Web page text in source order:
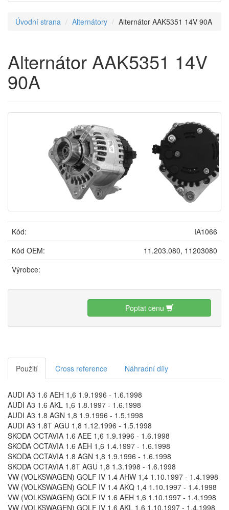
Úvodní strana Alternátory Alternátor AAK5351 14V 90A
Alternátor AAK5351 14V
90A
Kód:
IA1066
Kód OEM:
11.203.080, 11203080
Výrobce:
Poptat cenu
Použití Cross reference Náhradní díly
AUDI A3 1.6 AEH 1,6 1.9.1996 - 1.6.1998
AUDI A3 1.6 AKL 1,6 1.8.1997 - 1.6.1998
AUDI A3 1.8 AGN 1,8 1.9.1996 - 1.5.1998
AUDI A3 1.8T AGU 1,8 1.12.1996 - 1.5.1998
SKODA OCTAVIA 1.6 AEE 1,6 1.9.1996 - 1.6.1998
SKODA OCTAVIA 1.6 AEH 1,6 1.4.1997 - 1.6.1998
SKODA OCTAVIA 1.8 AGN 1,8 1.9.1996 - 1.6.1998
SKODA OCTAVIA 1.8T AGU 1,8 1.3.1998 - 1.6.1998
VW (VOLKSWAGEN) GOLF IV 1.4 AHW 1,4 1.10.1997 - 1.4.1998
VW (VOLKSWAGEN) GOLF IV 1.4 AKQ 1,4 1.10.1997 - 1.4.1998
VW (VOLKSWAGEN) GOLF IV 1.6 AEH 1,6 1.10.1997 - 1.4.1998
VW (VOLKSWAGEN) GOLF IV 1.6 AKL 1,6 1.10.1997 - 1.4.1998